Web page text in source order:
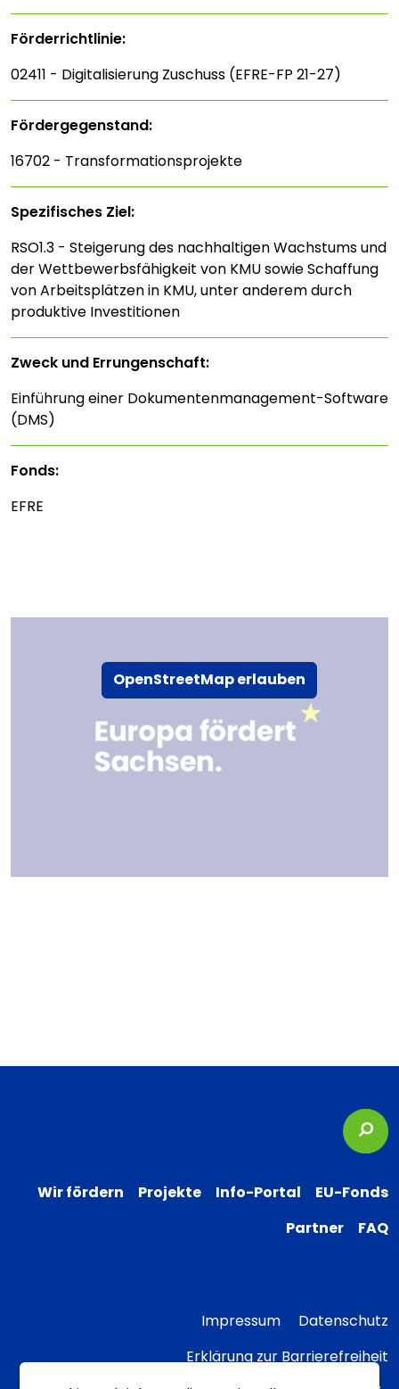
OpenStreetMap erlauben
Förderrichtlinie:
02411 - Digitalisierung Zuschuss (EFRE-FP 21-27)
Fördergegenstand:
16702 - Transformationsprojekte
Spezifisches Ziel:
RSO1.3 - Steigerung des nachhaltigen Wachstums und
der Wettbewerbsfähigkeit von KMU sowie Schaffung
von Arbeitsplätzen in KMU, unter anderem durch
produktive Investitionen
Zweck und Errungenschaft:
Einführung einer Dokumentenmanagement-Software
(DMS)
Fonds:
EFRE
Wir fördern Projekte Info-Portal
EU-Fonds
Partner
FAQ
Impressum
Datenschutz
Erklärung zur Barrierefreiheit